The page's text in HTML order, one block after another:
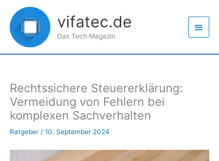
Inhalt
springen
vifatec.de
Das Tech Magazin
Rechtssichere Steuererklärung:
Vermeidung von Fehlern bei
komplexen Sachverhalten
Ratgeber / 10. September 2024